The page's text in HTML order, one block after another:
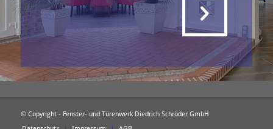
© Copyright - Fenster- und Türenwerk Diedrich Schröder GmbH